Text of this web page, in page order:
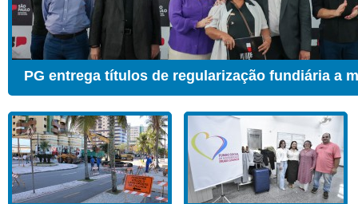
CER ganha Sala de Estimulação Sensorial